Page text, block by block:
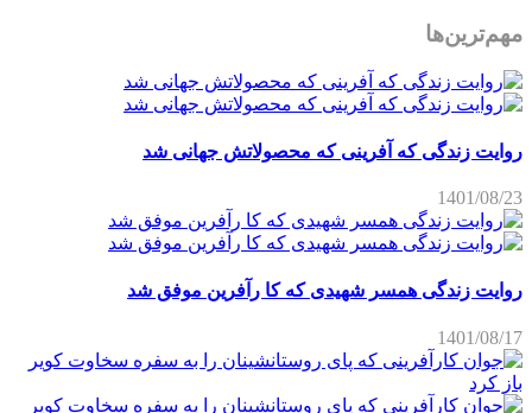
مهم‌ترین‌ها
روایت زندگی که آفرینی که محصولاتش جهانی شد
1401/08/23
روایت زندگی همسر شهیدی که کا رآفرین موفق شد
1401/08/17